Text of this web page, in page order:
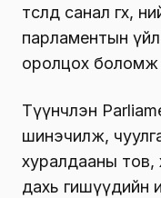
төсөлд санал өгөх,
парламентын
оролцох боломж
Түүнчлэн
шинэчилж,
хуралдааны тов,
дахь гишүүдийн